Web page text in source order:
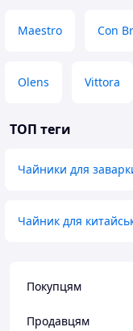
Maestro Con
Olens Vittora
ТОП теги
Чайники для
Чайник для
Покупцям
Продавцям